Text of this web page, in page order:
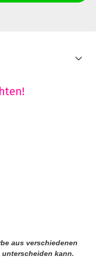
aus verschiedenen
kann.